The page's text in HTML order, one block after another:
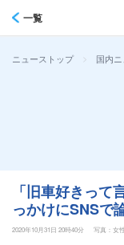
一覧
ニューストップ > 国内
「旧車好きって
っかけにSNSで
2020年10月31日 20時40分
写真：女